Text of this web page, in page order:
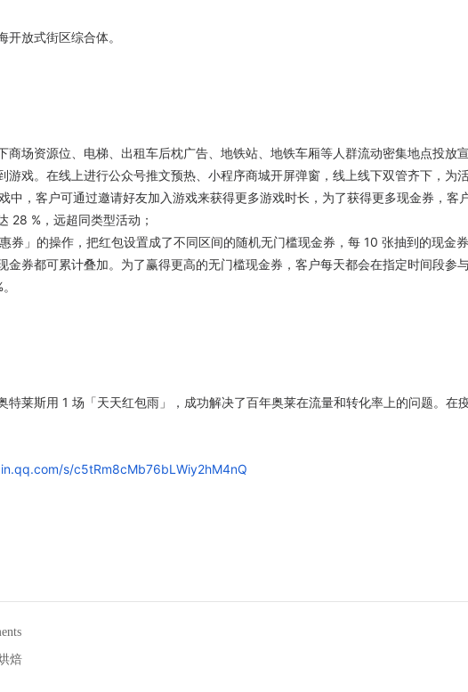
放式街区综合体。
商场资源位、电梯、出租车后枕广告、地铁站、地铁车厢等人群流动密集地点投放
游戏。在线上进行公众号推文预热、小程序商城开屏弹窗，线上线下双管齐下，为
中，客户可通过邀请好友加入游戏来获得更多游戏时长，为了获得更多现金券，客
28 %，远超同类型活动；
券」的操作，把红包设置成了不同区间的随机无门槛现金券，每 10 张抽到的现金
金券都可累计叠加。为了赢得更高的无门槛现金券，客户每天都会在指定时间段参
特莱斯用 1 场「天天红包雨」，成功解决了百年奥莱在流量和转化率上的问题。在
s/c5tRm8cMb76bLWiy2hM4nQ
焙